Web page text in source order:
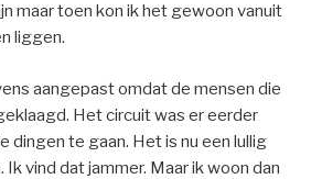
maar toen kon ik het gewoon vanuit
liggen.
aangepast omdat de mensen die
Het circuit was er eerder
dingen te gaan. Het is nu een lullig
vind dat jammer. Maar ik woon dan